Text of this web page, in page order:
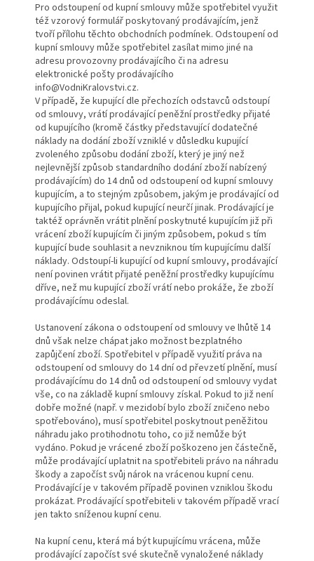
Pro odstoupení od kupní smlouvy může spotřebitel využit
též vzorový formulář poskytovaný prodávajícím, jenž
tvoří přílohu těchto obchodních podmínek. Odstoupení od
kupní smlouvy může spotřebitel zasílat mimo jiné na
adresu provozovny prodávajícího či na adresu
elektronické pošty prodávajícího
info@VodniKralovstvi.cz.
V případě, že kupující dle přechozích odstavců odstoupí
od smlouvy, vrátí prodávající peněžní prostředky přijaté
od kupujícího (kromě částky představující dodatečné
náklady na dodání zboží vzniklé v důsledku kupující
zvoleného způsobu dodání zboží, který je jiný než
nejlevnější způsob standardního dodání zboží nabízený
prodávajícím) do 14 dnů od odstoupení od kupní smlouvy
kupujícím, a to stejným způsobem, jakým je prodávající od
kupujícího přijal, pokud kupující neurčí jinak. Prodávající je
taktéž oprávněn vrátit plnění poskytnuté kupujícím již při
vrácení zboží kupujícím či jiným způsobem, pokud s tím
kupující bude souhlasit a nevzniknou tím kupujícímu další
náklady. Odstoupí-li kupující od kupní smlouvy, prodávající
není povinen vrátit přijaté peněžní prostředky kupujícímu
dříve, než mu kupující zboží vrátí nebo prokáže, že zboží
prodávajícímu odeslal.
Ustanovení zákona o odstoupení od smlouvy ve lhůtě 14
dnů však nelze chápat jako možnost bezplatného
zapůjčení zboží. Spotřebitel v případě využití práva na
odstoupení od smlouvy do 14 dní od převzetí plnění, musí
prodávajícímu do 14 dnů od odstoupení od smlouvy vydat
vše, co na základě kupní smlouvy získal. Pokud to již není
dobře možné (např. v mezidobí bylo zboží zničeno nebo
spotřebováno), musí spotřebitel poskytnout peněžitou
náhradu jako protihodnotu toho, co již nemůže být
vydáno. Pokud je vrácené zboží poškozeno jen částečně,
může prodávající uplatnit na spotřebiteli právo na náhradu
škody a započíst svůj nárok na vrácenou kupní cenu.
Prodávající je v takovém případě povinen vzniklou škodu
prokázat. Prodávající spotřebiteli v takovém případě vrací
jen takto sníženou kupní cenu.
Na kupní cenu, která má být kupujícímu vrácena, může
prodávající započíst své skutečně vynaložené náklady